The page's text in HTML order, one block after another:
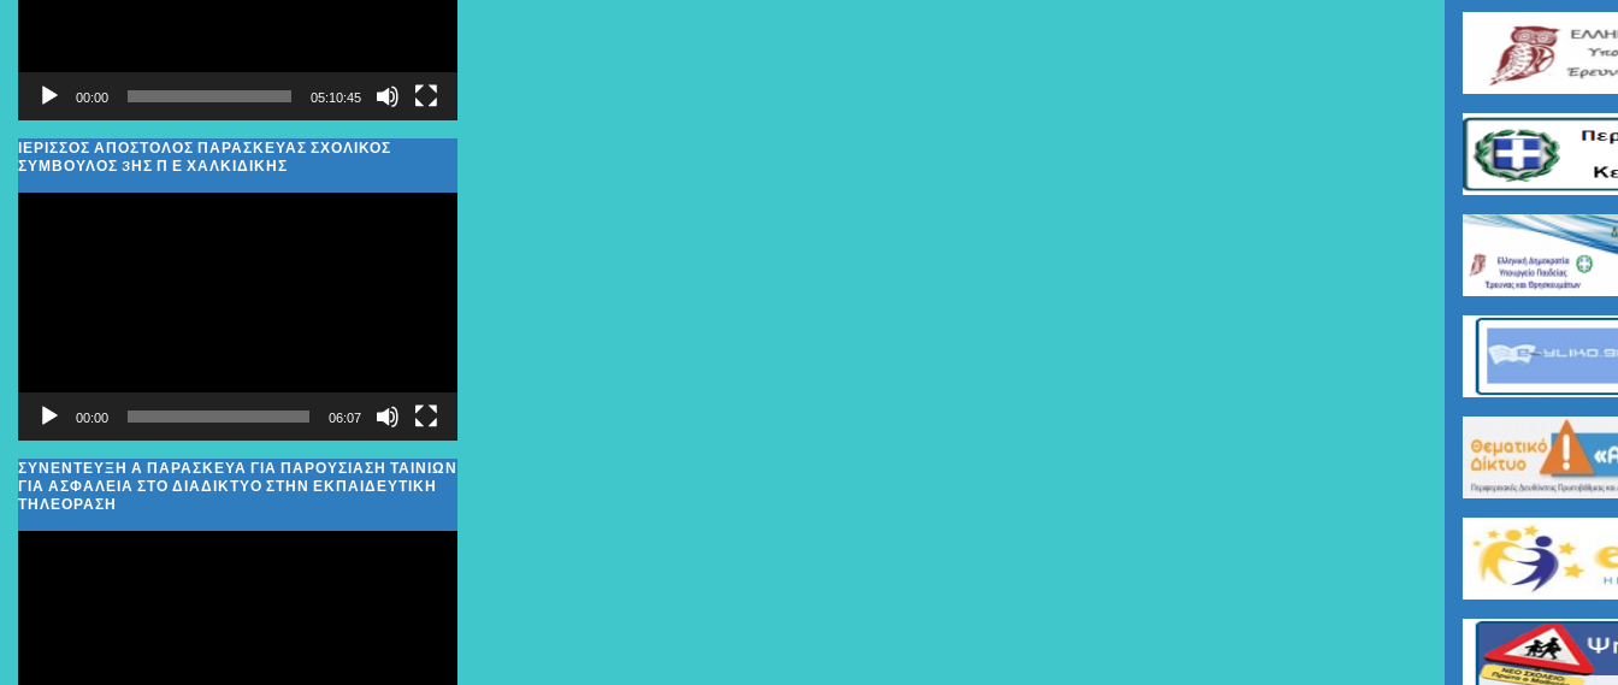
00:00 05:10:45
ΙΕΡΙΣΣΟΣ ΑΠΟΣΤΟΛΟΣ ΠΑΡΑΣΚΕΥΑΣ ΣΧΟΛΙΚΌΣ
ΣΎΜΒΟΥΛΟΣ 3ΗΣ Π Ε ΧΑΛΚΙΔΙΚΉΣ
00:00 06:07
ΣΥΝΕΝΤΕΥΞΗ Α ΠΑΡΑΣΚΕΥΑ ΓΙΑ ΠΑΡΟΥΣΙΑΣΗ ΤΑΙΝΙΩΝ
ΓΙΑ ΑΣΦΑΛΕΙΑ ΣΤΟ ΔΙΑΔΙΚΤΥΟ ΣΤΗΝ ΕΚΠΑΙΔΕΥΤΙΚΗ
ΤΗΛΕΟΡΑΣΗ